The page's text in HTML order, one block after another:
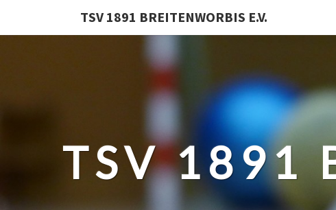
TSV 1891 BREITENWORBIS E.V.
TSV 1891